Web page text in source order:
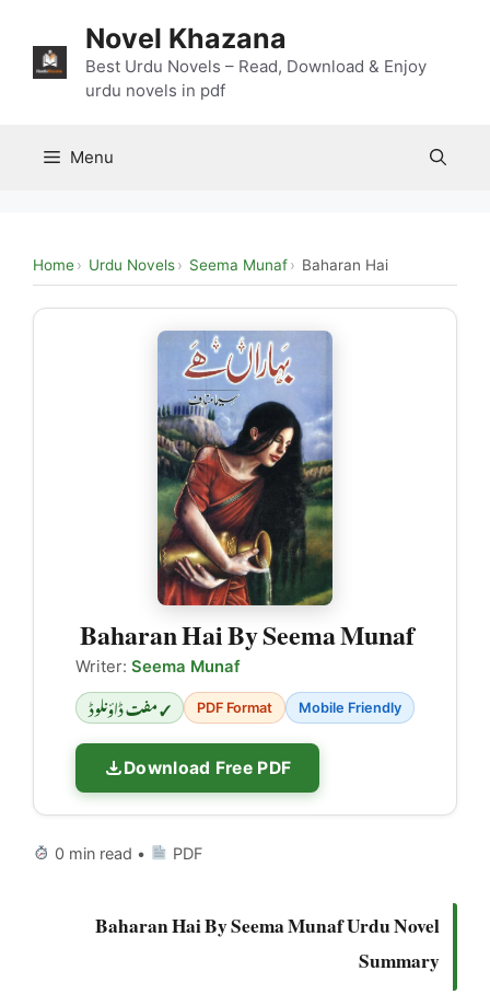
content
Novel Khazana
Best Urdu Novels – Read, Download & Enjoy
urdu novels in pdf
Menu
Home Urdu Novels Seema Munaf Baharan Hai
Baharan Hai By Seema Munaf
Writer: Seema Munaf
✓ مفت ڈاؤنلوڈ PDF Format Mobile Friendly
Download Free PDF
0 min read • PDF
Baharan Hai By Seema Munaf Urdu Novel
Summary